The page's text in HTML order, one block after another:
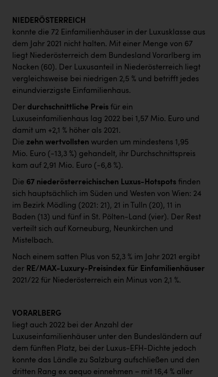
NIEDERÖSTERREICH
konnte die 72 Einfamilienhäuser in der Luxusklasse aus
dem Jahr 2021 nicht halten. Mit einer Menge von 67
liegt Niederösterreich dem Bundesland Vorarlberg im
Nacken (60). Der Luxusanteil in Niederösterreich liegt
vergleichsweise bei niedrigen 2,5 % und betrifft jedes
einundvierzigste Einfamilienhaus.
Der durchschnittliche Preis für ein
Luxuseinfamilienhaus lag 2022 bei 1,57 Mio. Euro und
damit um +2,1 % höher als 2021.
Die zehn wertvollsten wurden um mindestens 1,95
Mio. Euro (-13,3 %) gehandelt, ihr Durchschnittspreis
kam auf 2,91 Mio. Euro (-6,8 %).
Die 67 niederösterreichischen Luxus-Hotspots finden
sich hauptsächlich im Süden und Westen von Wien: 24
im Bezirk Mödling (2021: 21), 21 in Tulln (20), 11 in
Baden (13) und fünf in St. Pölten-Land (vier). Der Rest
verteilt sich auf Korneuburg, Neunkirchen und
Mistelbach.
Nach einem satten Plus von 52,3 % im Jahr 2021 ergibt
der RE/MAX-Luxury-Preisindex für Einfamilienhäuser
2021/22 für Niederösterreich ein Minus von 2,1 %.
VORARLBERG
liegt auch 2022 bei der Anzahl der
Luxuseinfamilienhäuser unter den Bundesländern auf
dem fünften Platz, bei der Luxus-EFH-Dichte jedoch
konnte das Ländle zu Salzburg aufschließen und den
dritten Rang ex aequo einnehmen – mit 16,4 % aller